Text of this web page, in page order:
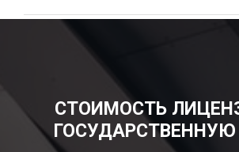
ПОДТВЕРЖДЕНИЕ СТЕПЕНИ СЕКРЕТНОСТИ
СПЕЦИАЛЬНАЯ ЭКСПЕРТИЗА
СРОЧНОЕ ПОЛУЧЕНИЕ
СТОИМОСТЬ